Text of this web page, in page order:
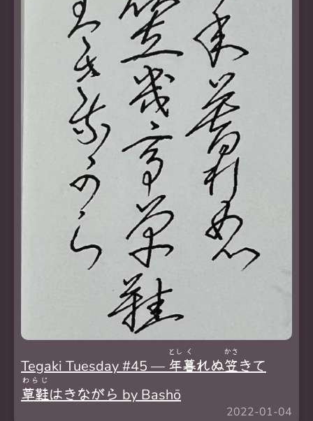
Tegaki Tuesday #45 — 年
とし
暮
く
れぬ笠
かさ
きて
草鞋
わらじ
はきながら by Bashō
2022-01-04